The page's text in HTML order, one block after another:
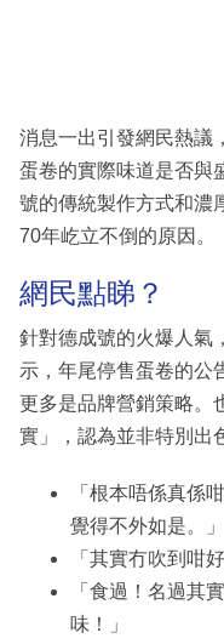
消息一出引發網民熱議
蛋卷的實際味道是否與
號的傳統製作方式和濃
70年屹立不倒的原因。
網民點睇？
針對德成號的火爆人氣
示，年尾停售蛋卷的公
更多是品牌營銷策略。
實」，認為並非特別出
「根本唔係真係
覺得不外如是。」
「其實冇吹到咁
「食過！名過其
味！」